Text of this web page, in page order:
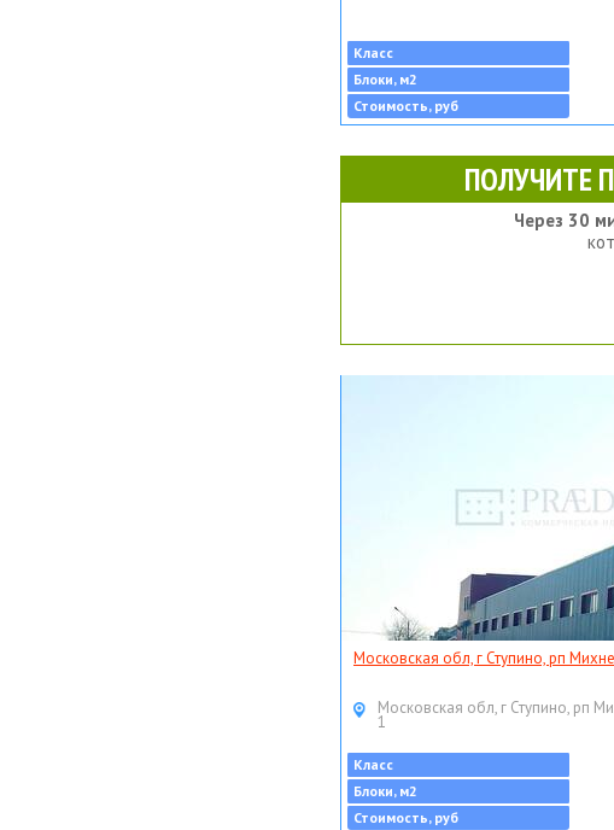
Класс
Блоки, м2
Стоимость, руб
ПОЛУЧИТЕ
Через 30
Московская обл, г Ступино, рп
Московская обл, г Ступино, рп
1
Класс
Блоки, м2
Стоимость, руб